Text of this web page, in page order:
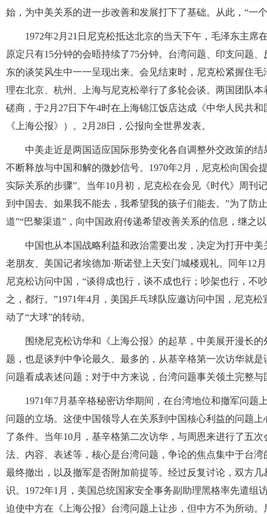
始，为中美关系的进一步改善和发展打下了基础。从此，“一
1972年2月21日尼克松抵达北京的当天下午，毛泽东主
原定只有15分钟的会晤持续了75分钟。台湾问题、印支问题
东的谈笑风生中一一呈现出来。会见结束时，尼克松紧握住
理在北京、杭州、上海与尼克松举行了多轮会谈。两国团队
磋商，于2月27日下午4时在上海锦江饭店达成《中华人民共
《上海公报》）。2月28日，公报向全世界发表。
中美走近是两国适应国际形势变化各自调整外交政策的
不断释放与中国和解的微妙信号。1970年2月，尼克松向国
实际关系的步骤”。当年10月初，尼克松在会见《时代》周刊
到中国去。如果我不能去，我希望我的孩子们能去。”为了防
道”“巴黎渠道”，向中国政府传递希望改善关系的信息，继之
中国也从本国战略利益和政治需要出发，决定为打开中
老朋友、美国记者埃德加·斯诺登上天安门城楼观礼。同年12
尼克松访问中国，“谈得成也行，谈不成也行；吵架也行，不
之，都行。”1971年4月，美国乒乓球队应邀访问中国，尼克
动了“大球”的转动。
围绕尼克松访华和《上海公报》的起草，中美展开漫长
题，也是谈判中争论最久、最多的，从基辛格第一次访华就
问题看成表述问题；对于中方来说，台湾问题事关领土完整
1971年7月基辛格秘密访华期间，在台湾地位和撤军问
问题的立场。这使中国领导人在关系到中国核心利益的问题
了条件。当年10月，基辛格第二次访华，与周恩来进行了五
法、内容、表述等，核心是台湾问题，争论的焦点集中于台
最终撤出，以及撤军是否附加前提等。经过反复讨论，双方
识。1972年1月，美国总统国家安全事务副助理黑格率先遣
迫使中方在《上海公报》台湾问题上让步，但中方不为所动